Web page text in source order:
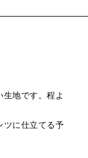
地です。程よ
ツに仕立てる予